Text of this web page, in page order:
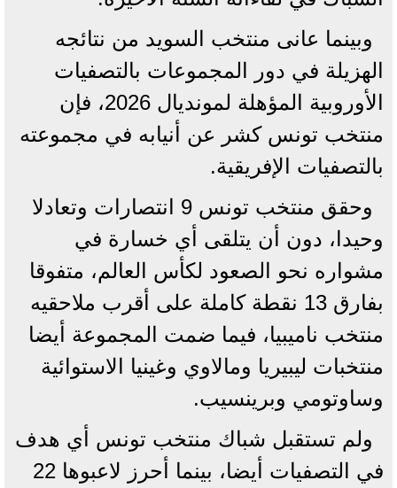
وبينما عانى منتخب السويد من نتائجه
الهزيلة في دور المجموعات بالتصفيات
الأوروبية المؤهلة لمونديال 2026، فإن
منتخب تونس كشر عن أنيابه في مجموعته
بالتصفيات الإفريقية.
وحقق منتخب تونس 9 انتصارات وتعادلا
وحيدا، دون أن يتلقى أي خسارة في
مشواره نحو الصعود لكأس العالم، متفوقا
بفارق 13 نقطة كاملة على أقرب ملاحقيه
منتخب ناميبيا، فيما ضمت المجموعة أيضا
منتخبات ليبيريا ومالاوي وغينيا الاستوائية
وساوتومي وبرينسيب.
ولم تستقبل شباك منتخب تونس أي هدف
في التصفيات أيضا، بينما أحرز لاعبوها 22